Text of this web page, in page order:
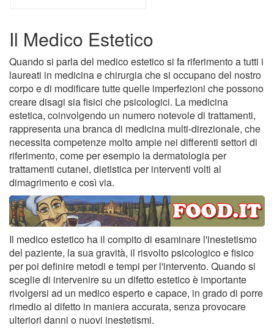
Il Medico Estetico
Quando si parla del medico estetico si fa riferimento a tutti i
laureati in medicina e chirurgia che si occupano del nostro
corpo e di modificare tutte quelle imperfezioni che possono
creare disagi sia fisici che psicologici. La medicina
estetica, coinvolgendo un numero notevole di trattamenti,
rappresenta una branca di medicina multi-direzionale, che
necessita competenze molto ampie nei differenti settori di
riferimento, come per esempio la dermatologia per
trattamenti cutanei, dietistica per interventi volti al
dimagrimento e così via.
Il medico estetico ha il compito di esaminare l'inestetismo
del paziente, la sua gravità, il risvolto psicologico e fisico
per poi definire metodi e tempi per l'intervento. Quando si
sceglie di intervenire su un difetto estetico è importante
rivolgersi ad un medico esperto e capace, in grado di porre
rimedio al difetto in maniera accurata, senza provocare
ulteriori danni o nuovi inestetismi.